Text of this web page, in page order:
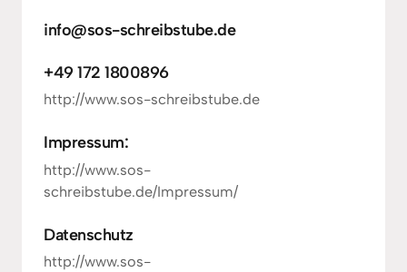
info@sos-schreibstube.de
+49 172 1800896
http://www.sos-schreibstube.de
Impressum:
http://www.sos-
schreibstube.de/Impressum/
Datenschutz
http://www.sos-